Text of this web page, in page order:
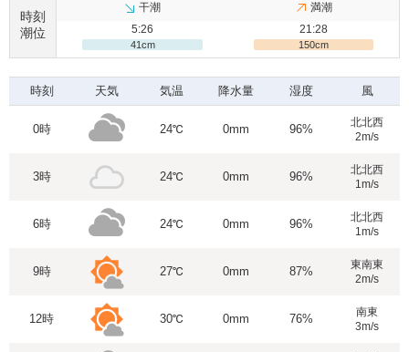
時刻
潮位
干潮
5:26
41cm
満潮
21:28
150cm
時刻 天気 気温 降水量 湿度 風
0時 24℃ 0mm 96%
北北西
2m/s
3時 24℃ 0mm 96%
北北西
1m/s
6時 24℃ 0mm 96%
北北西
1m/s
9時 27℃ 0mm 87%
東南東
2m/s
12時 30℃ 0mm 76%
南東
3m/s